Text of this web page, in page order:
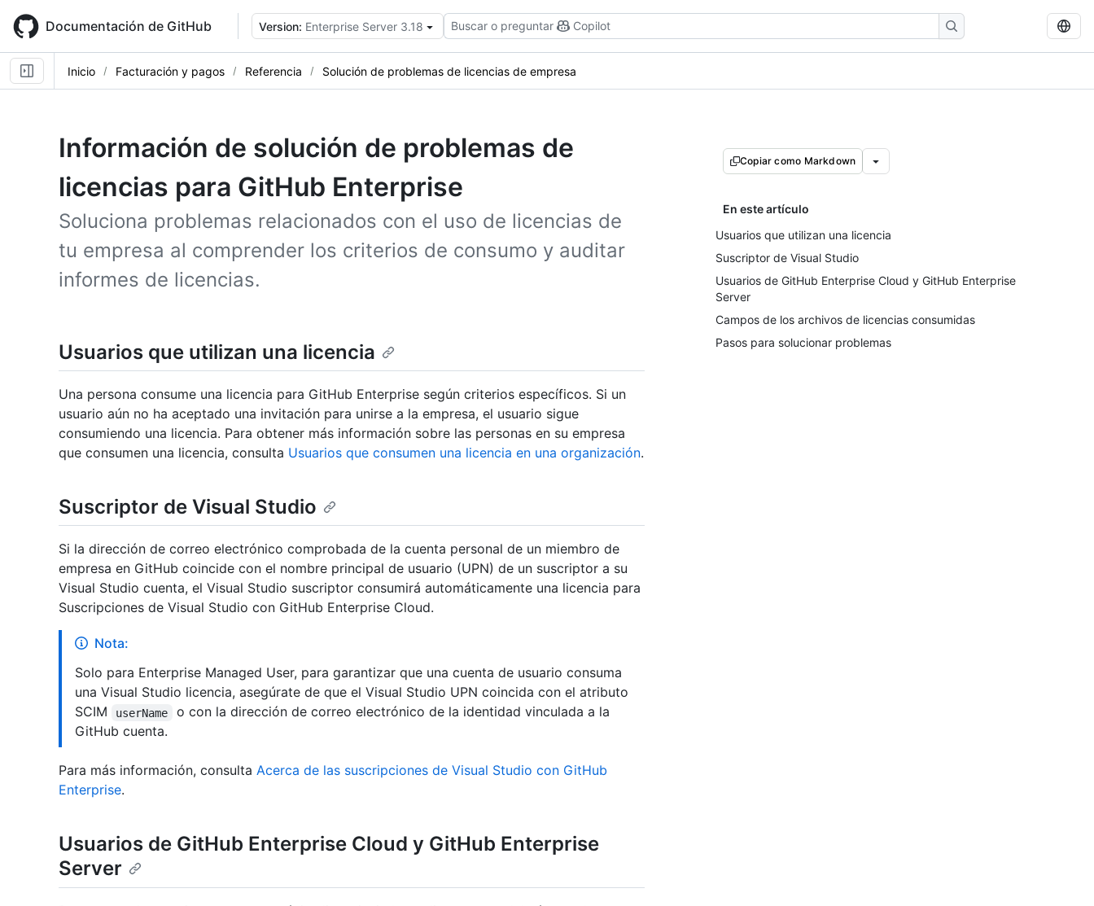
main
content
Documentación de GitHub Version: Enterprise Server 3.18 Buscar o preguntar Copilot
Inicio Facturación y pagos Referencia Solución de problemas de licencias de empresa
Información de solución de problemas de
licencias para GitHub Enterprise
Soluciona problemas relacionados con el uso de licencias de
tu empresa al comprender los criterios de consumo y auditar
informes de licencias.
Copiar como Markdown
En este artículo
Usuarios que utilizan una licencia
Suscriptor de Visual Studio
Usuarios de GitHub Enterprise Cloud y GitHub Enterprise
Server
Campos de los archivos de licencias consumidas
Pasos para solucionar problemas
Usuarios que utilizan una licencia
Una persona consume una licencia para GitHub Enterprise según criterios específicos. Si un
usuario aún no ha aceptado una invitación para unirse a la empresa, el usuario sigue
consumiendo una licencia. Para obtener más información sobre las personas en su empresa
que consumen una licencia, consulta Usuarios que consumen una licencia en una organización.
Suscriptor de Visual Studio
Si la dirección de correo electrónico comprobada de la cuenta personal de un miembro de
empresa en GitHub coincide con el nombre principal de usuario (UPN) de un suscriptor a su
Visual Studio cuenta, el Visual Studio suscriptor consumirá automáticamente una licencia para
Suscripciones de Visual Studio con GitHub Enterprise Cloud.
Nota:
Solo para Enterprise Managed User, para garantizar que una cuenta de usuario consuma
una Visual Studio licencia, asegúrate de que el Visual Studio UPN coincida con el atributo
SCIM
userName
o con la dirección de correo electrónico de la identidad vinculada a la
GitHub cuenta.
Para más información, consulta Acerca de las suscripciones de Visual Studio con GitHub
Enterprise.
Usuarios de GitHub Enterprise Cloud y GitHub Enterprise
Server